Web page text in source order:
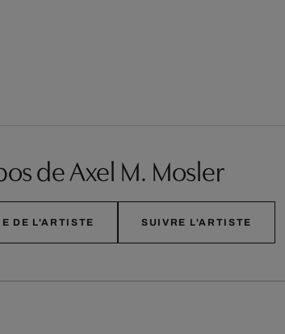
de Axel M. Mosler
DE L'ARTISTE SUIVRE L'ARTISTE